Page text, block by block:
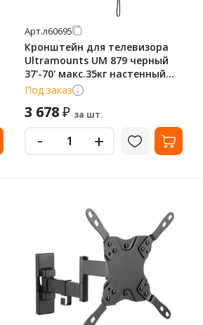
Арт.л60695
Кронштейн для телевизора
Ultramounts UM 879 черный
37'-70' макс.35кг настенный
поворотно-выдвижной и
Под заказ
3 678₽ за шт.
- +